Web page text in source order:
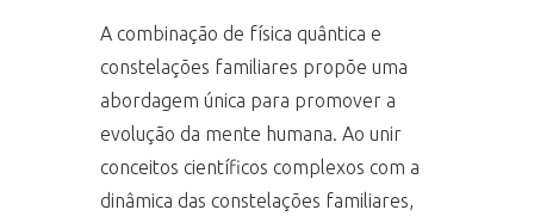
A combinação de física quântica e
constelações familiares propõe uma
abordagem única para promover a
evolução da mente humana. Ao unir
conceitos científicos complexos com a
dinâmica das constelações familiares,